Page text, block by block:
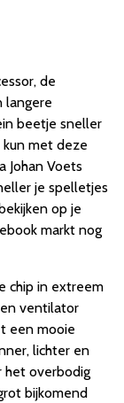
de
langere
beetje sneller
met deze
Johan Voets
je spelletjes
op je
markt nog
chip in extreem
ventilator
een mooie
lichter en
het overbodig
bijkomend